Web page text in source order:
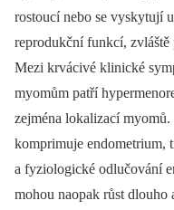
rostoucí nebo se vyskytují
reprodukční funkcí,
Mezi krvácivé klinické
myomům patří
zejména lokalizací
komprimuje endometrium,
a fyziologické odlučování
mohou naopak růst dlouho